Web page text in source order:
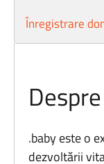
Înregistrare
.baby este o
dezvoltării